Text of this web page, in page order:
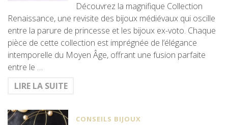
Découvrez la magnifique Collection
Renaissance, une revisite des bijoux médiévaux qui oscille
entre la parure de princesse et les bijoux ex-voto. Chaque
pièce de cette collection est imprégnée de l’élégance
intemporelle du Moyen Âge, offrant une fusion parfaite
entre le …
LIRE LA SUITE
CONSEILS BIJOUX